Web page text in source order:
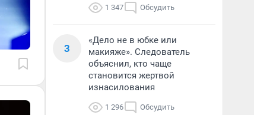
1 347 Обсудить
3
«Дело не в юбке или
макияже». Следователь
объяснил, кто чаще
становится жертвой
изнасилования
1 296 Обсудить